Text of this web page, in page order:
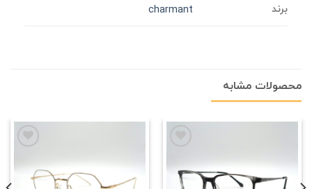
برند charmant
محصولات مشابه
علاقه
مندی
علاقه
مندی